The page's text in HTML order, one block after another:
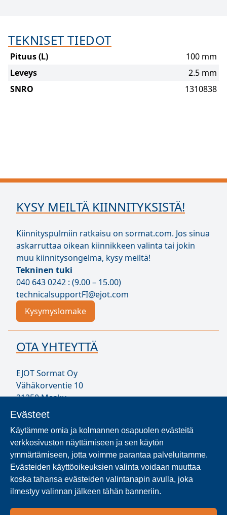
Evästeet
Käytämme omia ja kolmannen osapuolen evästeitä
verkkosivuston näyttämiseen ja sen käytön
ymmärtämiseen, jotta voimme parantaa palveluitamme.
Evästeiden käyttöoikeuksien valinta voidaan muuttaa
koska tahansa evästeiden valintanapin avulla, joka
ilmestyy valinnan jälkeen tähän banneriin.
TEKNISET TIEDOT
Pituus (L)
100 mm
Leveys
2.5 mm
SNRO
1310838
KYSY MEILTÄ KIINNITYKSISTÄ!
Kiinnityspulmiin ratkaisu on sormat.com. Jos sinua
askarruttaa oikean kiinnikkeen valinta tai jokin
muu kiinnitysongelma, kysy meiltä!
Tekninen tuki
040 643 0242 : (9.00 – 15.00)
technicalsupportFI@ejot.com
Kysymyslomake
OTA YHTEYTTÄ
EJOT Sormat Oy
Vähäkorventie 10
21250 Masku
Puh. 020 794 0200
Y-tunnus 1707723-1
Yhteystiedot
MISTÄ SORMATIA SAA?